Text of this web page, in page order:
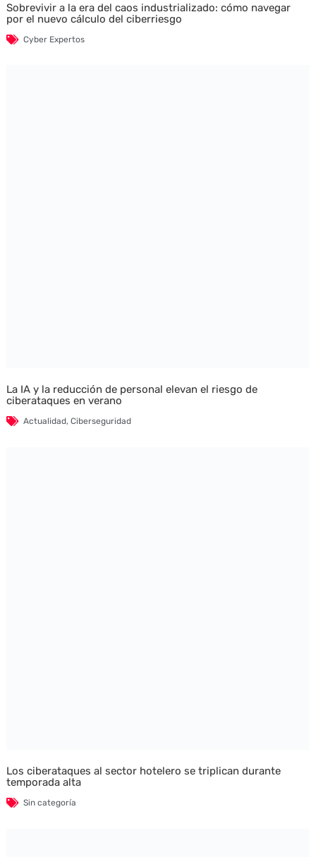
Sobrevivir a la era del caos industrializado: cómo navegar
por el nuevo cálculo del ciberriesgo
Cyber Expertos
La IA y la reducción de personal elevan el riesgo de
ciberataques en verano
Actualidad, Ciberseguridad
Los ciberataques al sector hotelero se triplican durante
temporada alta
Sin categoría